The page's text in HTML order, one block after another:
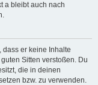
a bleibt auch nach
dass er keine Inhalte
Sitten verstoßen. Du
die in deinen
bzw. zu verwenden.